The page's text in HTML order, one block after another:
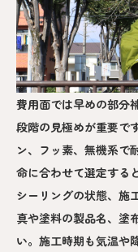
費用面では早めの部分
段階の見極めが重要で
ン、フッ素、無機系で
命に合わせて選定する
シーリングの状態、施
真や塗料の製品名、塗
い。施工時期も気温や